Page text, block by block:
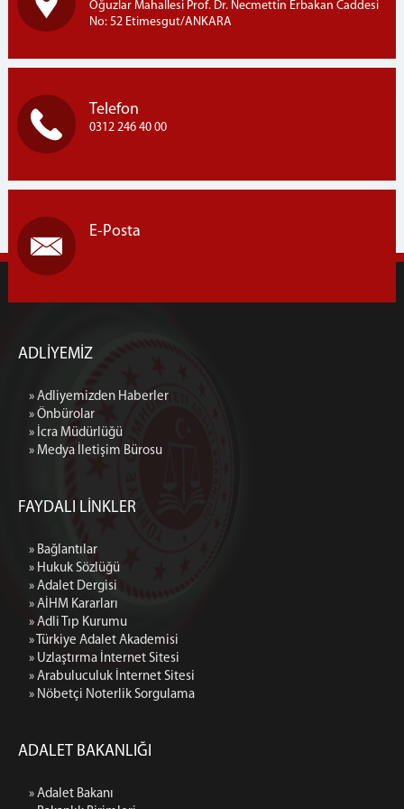
Kurumsal Kimlik
Oğuzlar Mahallesi Prof. Dr. Necmettin Erbakan Caddesi
No: 52 Etimesgut/ANKARA
Telefon
0312 246 40 00
E-Posta
ADLİYEMİZ
» Adliyemizden Haberler
» Önbürolar
» İcra Müdürlüğü
» Medya İletişim Bürosu
FAYDALI LİNKLER
» Bağlantılar
» Hukuk Sözlüğü
» Adalet Dergisi
» AİHM Kararları
» Adli Tıp Kurumu
» Türkiye Adalet Akademisi
» Uzlaştırma İnternet Sitesi
» Arabuluculuk İnternet Sitesi
» Nöbetçi Noterlik Sorgulama
ADALET BAKANLIĞI
» Adalet Bakanı